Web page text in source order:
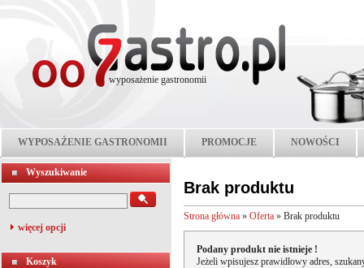
wyposażenie gastronomii
WYPOSAŻENIE GASTRONOMII PROMOCJE NOWOŚCI
Wyszukiwanie
więcej opcji
Koszyk
Brak produktu
Strona główna » Oferta » Brak produktu
Podany produkt nie istnieje !
Jeżeli wpisujesz prawidłowy adres,